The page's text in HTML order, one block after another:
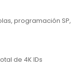
programación SP,
de 4K IDs